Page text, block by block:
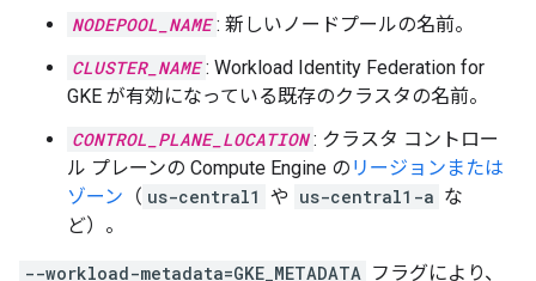
NODEPOOL_NAME : 新しいノードプールの名前。
CLUSTER_NAME : Workload Identity Federation for
GKE が有効になっている既存のクラスタの名前。
CONTROL_PLANE_LOCATION : クラスタ コントロー
ル プレーンの Compute Engine の リージョンまたは
ゾーン （ us-central1 や us-central1-a な
ど）。
--workload-metadata=GKE_METADATA フラグにより、